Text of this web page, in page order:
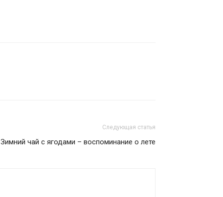
Следующая статья
Зимний чай с ягодами – воспоминание о лете